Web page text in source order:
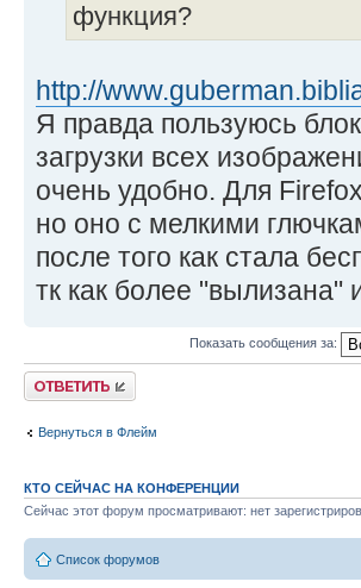
функция?
http://
Я правда пользуюсь
загрузки всех
очень удобно. Для
но оно с мелкими
после того как стала
тк как более "вылизана"
Показать сообщения за:
Ответить
Вернуться в Флейм
КТО СЕЙЧАС НА КОНФЕРЕНЦИИ
Сейчас этот форум просматривают: нет
Список форумов